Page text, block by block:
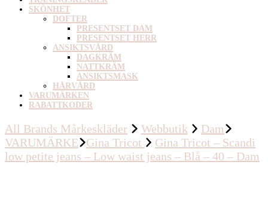
SKÖNHET
DOFTER
PRESENTSET DAM
PRESENTSET HERR
ANSIKTSVÅRD
DAGKRÄM
NATTKRÄM
ANSIKTSMASK
HÅRVÅRD
VARUMÄRKEN
RABATTKODER
All Brands Mårkeskläder Webbutik
Dam
VARUMÄRKE
Gina Tricot
Gina Tricot – Scandi
low petite jeans – Low waist jeans – Blå – 40 – Dam